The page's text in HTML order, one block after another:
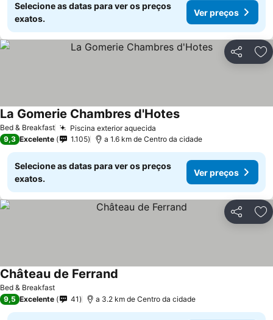
Selecione as datas para ver os preços
exatos.
Ver preços
Partilhar
Bed & Breakfast Piscina exterior aquecida
La Gomerie Chambres d'HotesVer preços
9,3 Excelente 1.105 a 1.6 km de Centro da cidade
Selecione as datas para ver os preços
exatos.
Ver preços
Partilhar
Bed & Breakfast
Château de Ferrand
9,5 Excelente 41 a 3.2 km de Centro da cidade